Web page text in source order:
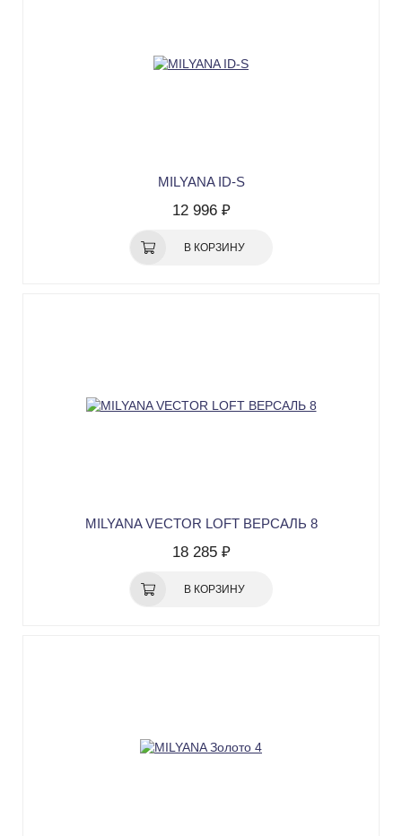
MILYANA ID-S
12 996 ₽
В КОРЗИНУ
MILYANA VECTOR LOFT ВЕРСАЛЬ 8
18 285 ₽
В КОРЗИНУ